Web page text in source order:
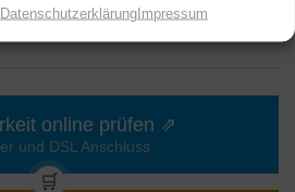
DatenschutzerklärungImpressum
online prüfen ⇗
und DSL Anschluss
🛒